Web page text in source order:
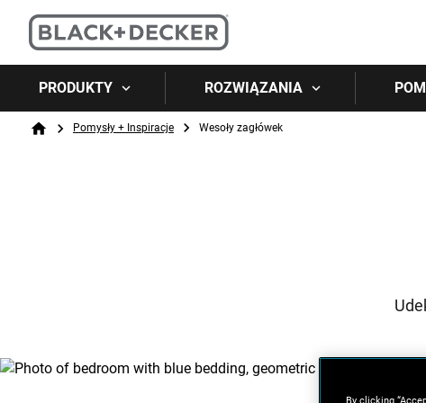
PRODUKTY ROZWIĄZANIA
Breadcrumb
HomePomysły + Inspiracje Wesoły zagłówek
By clicking